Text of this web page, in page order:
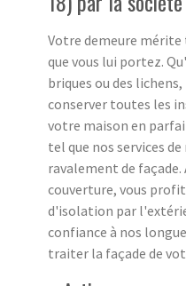
Votre demeure
que vous lui portez.
briques ou des
conserver toutes les
votre maison en
tel que nos services
ravalement de façade.
couverture, vous
d'isolation par
confiance à nos
traiter la façade de